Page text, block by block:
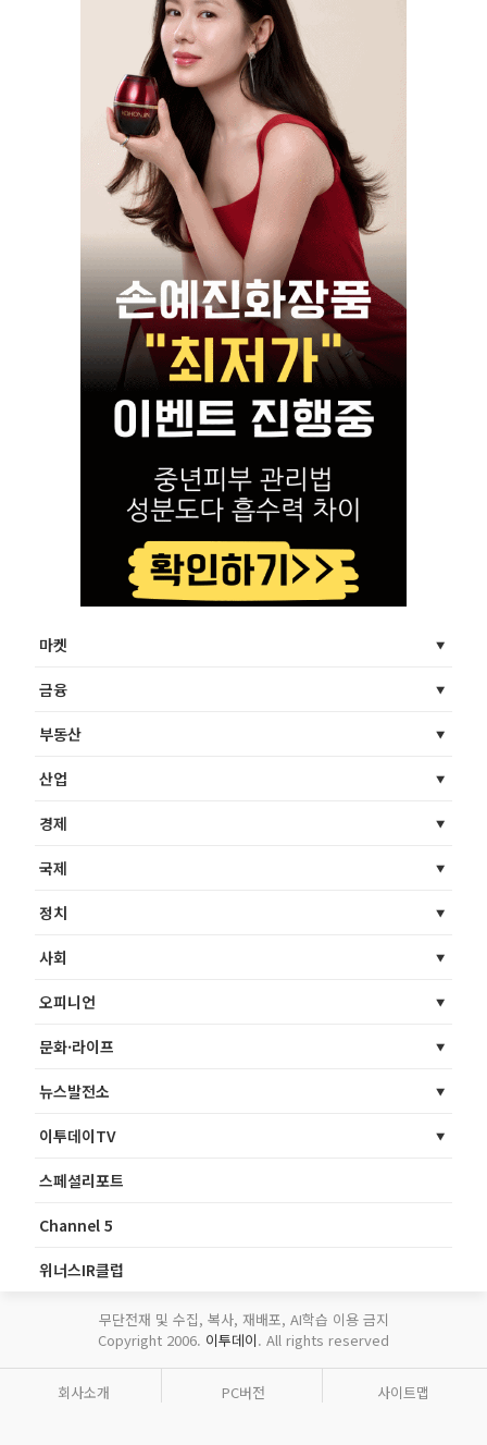
마켓
금융
부동산
산업
경제
국제
정치
사회
오피니언
문화·라이프
뉴스발전소
이투데이TV
스페셜리포트
Channel 5
위너스IR클럽
무단전재 및 수집, 복사, 재배포, AI학습 이용 금지
Copyright 2006. 이투데이. All rights reserved
회사소개 PC버전 사이트맵